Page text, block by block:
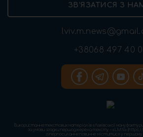
ЗВ’ЯЗАТИСЯ З
+38068 497 40
Використання текстових матеріалів «Львівської
за умови згадки першоджерела тексту – «LMN»
гіперпосилання повинне міститися у першому